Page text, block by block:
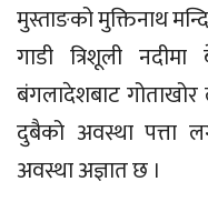
मुस्ताङको मुक्तिनाथ
गाडी त्रिशूली
बंगलादेशबाट गोताखोर
दुबैको अवस्था पत्ता
अवस्था अज्ञात छ ।